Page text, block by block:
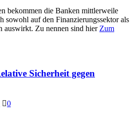
bekommen die Banken mittlerweile
sowohl auf den Finanzierungssektor als
auswirkt. Zu nennen sind hier Zum
Sicherheit gegen
0